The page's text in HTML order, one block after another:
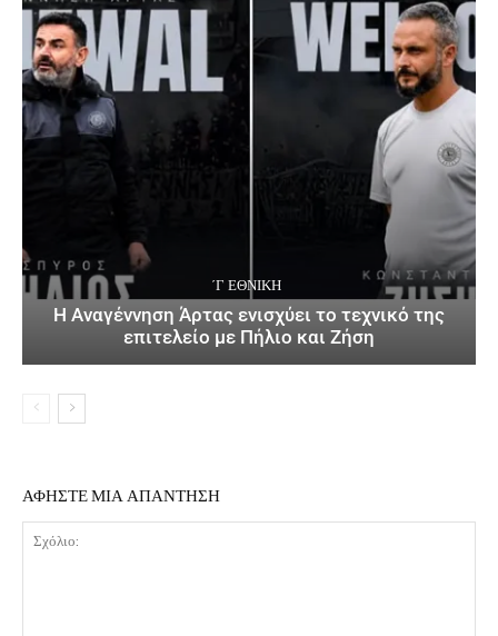
΄Γ ΕΘΝΙΚΉ
Η Αναγέννηση Άρτας ενισχύει το τεχνικό της
επιτελείο με Πήλιο και Ζήση
ΑΦΗΣΤΕ ΜΙΑ ΑΠΑΝΤΗΣΗ